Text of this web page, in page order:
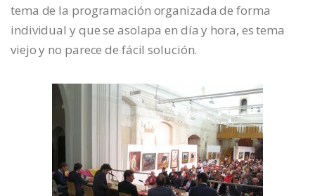
tema de la programación organizada de forma
individual y que se asolapa en día y hora, es tema
viejo y no parece de fácil solución.